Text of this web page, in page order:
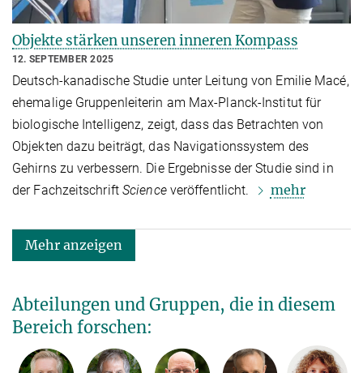
Objekte stärken unseren inneren Kompass
12. SEPTEMBER 2025
Deutsch-kanadische Studie unter Leitung von Emilie Macé,
ehemalige Gruppenleiterin am Max-Planck-Institut für
biologische Intelligenz, zeigt, dass das Betrachten von
Objekten dazu beiträgt, das Navigationssystem des
Gehirns zu verbessern. Die Ergebnisse der Studie sind in
der Fachzeitschrift Scienceveröffentlicht. mehr
Mehr anzeigen
Abteilungen und Gruppen, die in diesem
Bereich forschen: